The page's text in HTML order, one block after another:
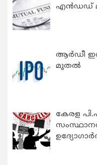
എന്‍ഡഡ്
ആർഡീ
മുതൽ
കേരള